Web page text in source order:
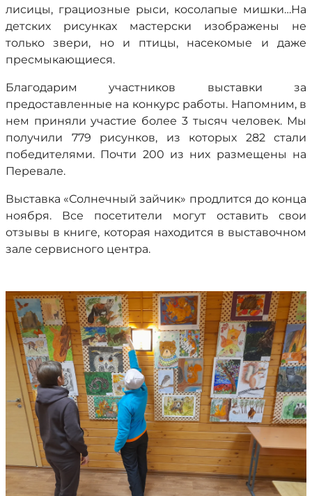
лисицы, грациозные рыси, косолапые мишки…На
детских рисунках мастерски изображены не
только звери, но и птицы, насекомые и даже
пресмыкающиеся.
Благодарим участников выставки за
предоставленные на конкурс работы. Напомним, в
нем приняли участие более 3 тысяч человек. Мы
получили 779 рисунков, из которых 282 стали
победителями. Почти 200 из них размещены на
Перевале.
Выставка «Солнечный зайчик» продлится до конца
ноября. Все посетители могут оставить свои
отзывы в книге, которая находится в выставочном
зале сервисного центра.